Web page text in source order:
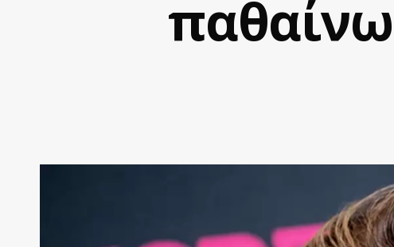
παθαίνω